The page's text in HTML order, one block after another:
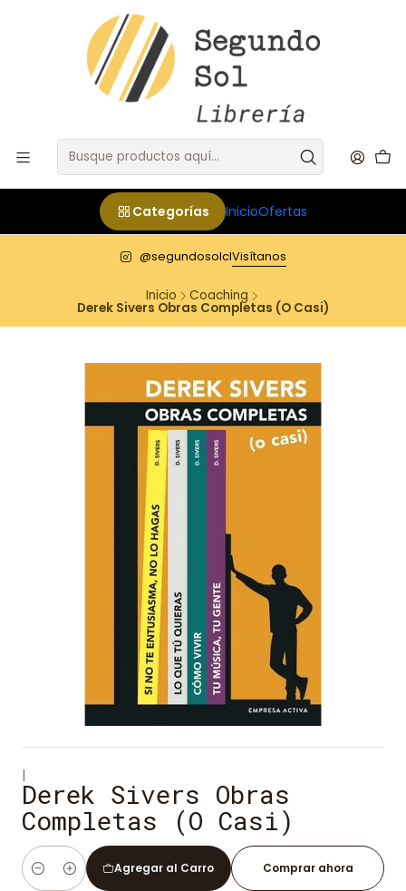
Categorías InicioOfertas
@segundosolclVisítanos
Inicio Coaching
Derek Sivers Obras Completas (O Casi)
|
Derek Sivers Obras
Completas (O Casi)
Cantidad
Agregar al Carro Comprar ahora